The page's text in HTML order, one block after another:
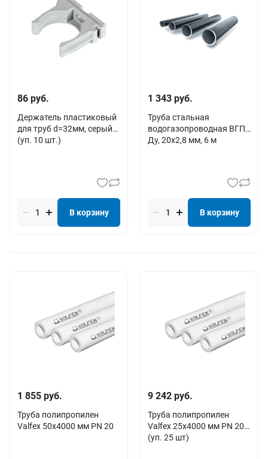
86 руб.
Держатель пластиковый
для труб d=32мм, серый
(уп. 10 шт.)
В корзину
1 343 руб.
Труба стальная
водогазопроводная ВГП
Дy, 20х2,8 мм, 6 м
В корзину
1 855 руб.
Труба полипропилен
Valfex 50х4000 мм PN 20
9 242 руб.
Труба полипропилен
Valfex 25х4000 мм PN 20
(уп. 25 шт)